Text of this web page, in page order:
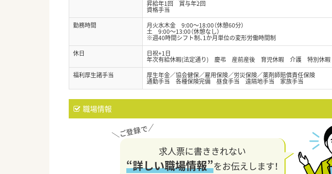
昇給年1回 賞与年2回
資格手当
勤務時間
月火水木金 9:00～18:00（休憩60分）
土 9:00～13:00（休憩なし）
※週40時間シフト制、1か月単位の変形労働時間制
休日
日祝+1日
年次有給休暇(法定通り) 慶弔 産前産後 育児休暇 介護 特別休暇
福利厚生諸手当
厚生年金／協会健保／雇用保険／労災保険／薬剤師賠償責任保険
通勤手当 各種保険完備 昼食手当 遠隔地手当 家族手当
職場情報
求人票に書ききれない
“詳しい職場情報”をお伝えします！